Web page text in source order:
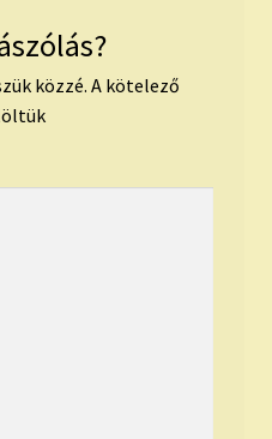
közzé. A kötelező